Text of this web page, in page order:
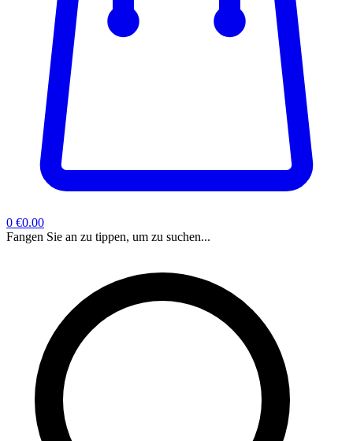
0 €0.00
Fangen Sie an zu tippen, um zu suchen...